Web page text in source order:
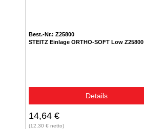
Best.-Nr.: Z25800
STEITZ Einlage ORTHO-SOFT Low Z25800
Details
14,64 €
(12,30 € netto)